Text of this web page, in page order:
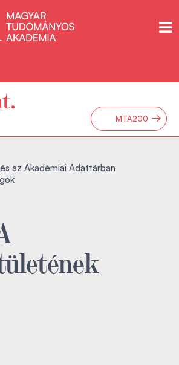
MTA200 →
az Akadémiai Adattárban